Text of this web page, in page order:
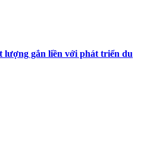
lượng gắn liền với phát triển du